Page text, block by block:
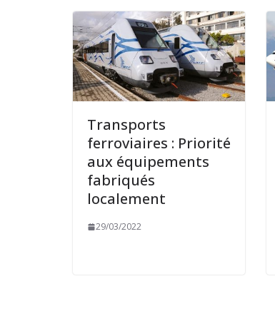
Transports
ferroviaires : Priorité
aux équipements
fabriqués
localement
29/03/2022